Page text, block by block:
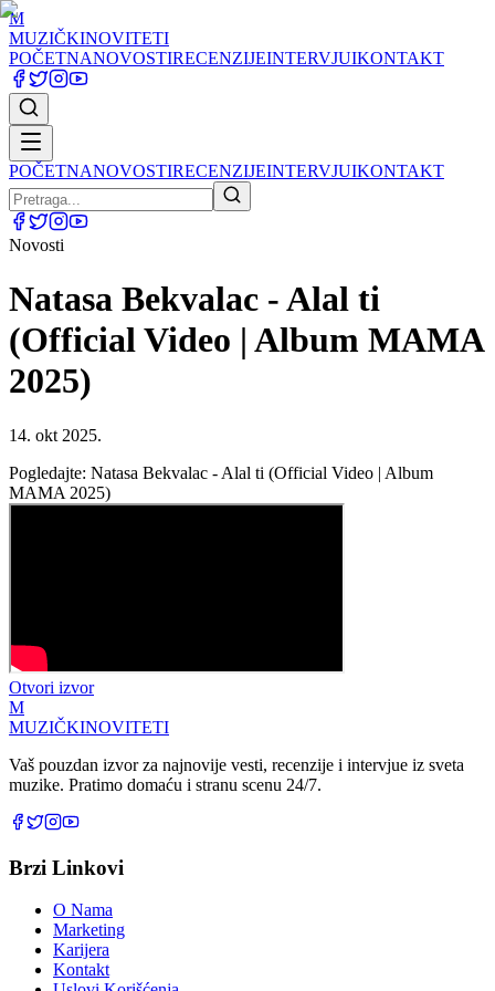
M
MUZIČKINOVITETI
POČETNANOVOSTIRECENZIJEINTERVJUIKONTAKT
POČETNANOVOSTIRECENZIJEINTERVJUIKONTAKT
Novosti
Natasa Bekvalac - Alal ti
(Official Video | Album MAMA
2025)
14. okt 2025.
Pogledajte: Natasa Bekvalac - Alal ti (Official Video | Album
MAMA 2025)
Otvori izvor
M
MUZIČKINOVITETI
Vaš pouzdan izvor za najnovije vesti, recenzije i intervjue iz sveta
muzike. Pratimo domaću i stranu scenu 24/7.
Brzi Linkovi
O Nama
Marketing
Karijera
Kontakt